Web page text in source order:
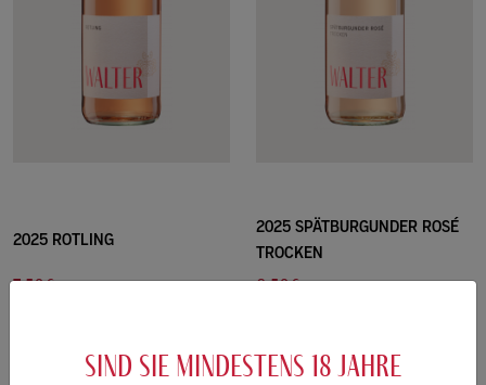
sind sie mindestens 18 jahre
2025 ROTLING
7.50€
2025 SPÄTBURGUNDER ROSÉ
TROCKEN
8.50€